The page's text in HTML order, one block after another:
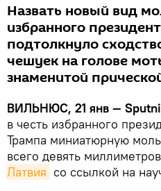
Назвать новый вид
избранного
подтолкнуло
чешуек на голове
знаменитой
ВИЛЬНЮС, 21 янв —
в честь избранного
Трампа миниатюрную
всего девять
Латвия со ссылкой на